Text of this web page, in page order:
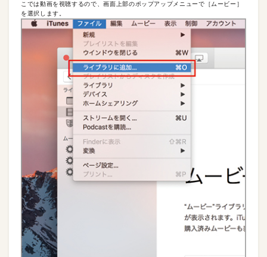
こでは動画を視聴するので、画面上部のポップアップメニューで［ムービー］
を選択します。